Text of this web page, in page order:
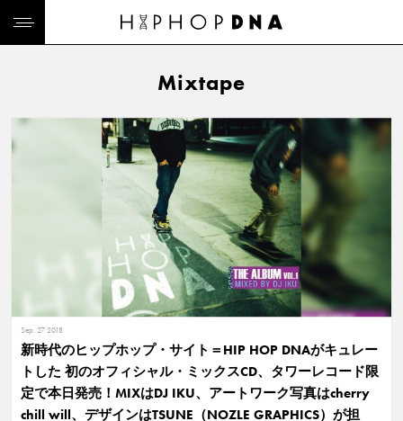
Mixtape
Sep. 27 2018
新時代のヒップホップ・サイト＝HIP HOP DNAがキュレー
トした 初のオフィシャル・ミックスCD、タワーレコード限
定で本日発売！MIXはDJ IKU、アートワーク写真はcherry
chill will、デザインはTSUNE（NOZLE GRAPHICS）が担